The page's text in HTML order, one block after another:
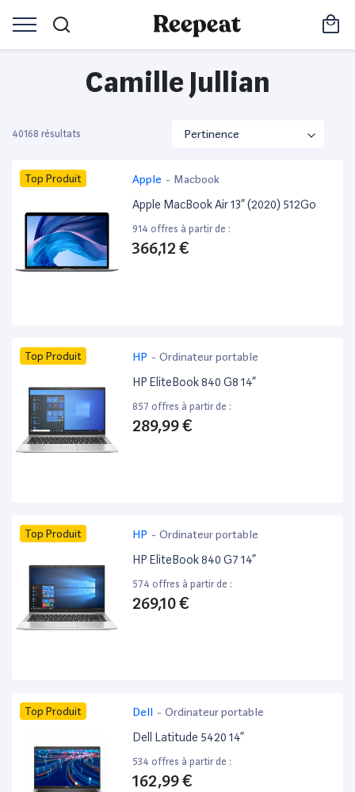
Camille Jullian
40168 résultats
Top Produit Apple - Macbook
Apple MacBook Air 13” (2020) 512Go
914 offres à partir de :
366,12 €
Top Produit HP - Ordinateur portable
HP EliteBook 840 G8 14”
857 offres à partir de :
289,99 €
Top Produit HP - Ordinateur portable
HP EliteBook 840 G7 14”
574 offres à partir de :
269,10 €
Top Produit Dell - Ordinateur portable
Dell Latitude 5420 14”
534 offres à partir de :
162,99 €